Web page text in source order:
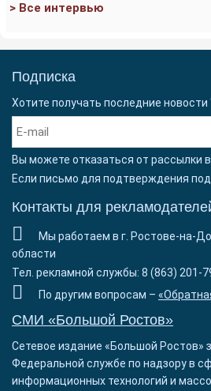
> Все интервью
Подписка
Хотите получать последние
Вы можете отказаться от рассылки
Если письмо для подтверждения
Контакты для
Мы работаем в г. Ростове-на-
области
Тел. рекламной службы: 8 (863) 201-
По другим вопросам –
СМИ «Большой Ростов»
Сетевое издание «Большой Ростов»
Федеральной службе по надзору в
информационных технологий и